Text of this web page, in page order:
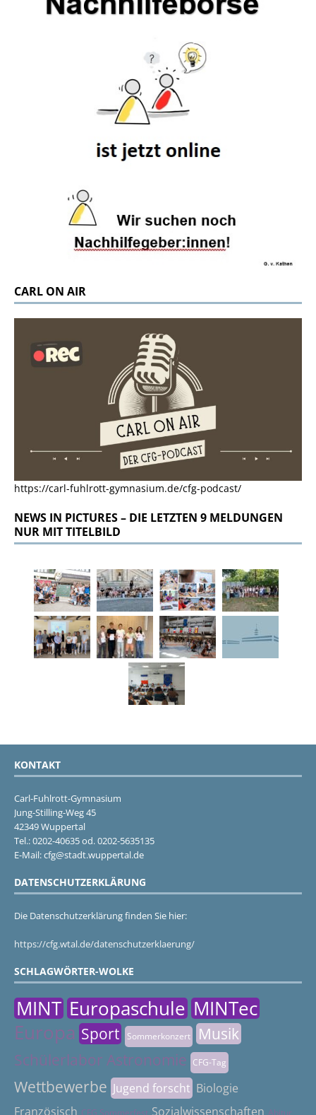
CARL ON AIR
https://carl-fuhlrott-gymnasium.de/cfg-podcast/
NEWS IN PICTURES – DIE LETZTEN 9 MELDUNGEN
NUR MIT TITELBILD
KONTAKT
Carl-Fuhlrott-Gymnasium
Jung-Stilling-Weg 45
42349 Wuppertal
Tel.: 0202-40635 od. 0202-5635135
E-Mail: cfg@stadt.wuppertal.de
DATENSCHUTZERKLÄRUNG
Die Datenschutzerklärung finden Sie hier:
https://cfg.wtal.de/datenschutzerklaerung/
SCHLAGWÖRTER-WOLKE
MINT Europaschule MINTec
Europa Sport Sommerkonzert
Musik
Schülerlabor Astronomie CFG-Tag
Wettbewerbe Jugend forscht Biologie
Französisch CFG Sommerfest Sozialwissenschaften Abitur